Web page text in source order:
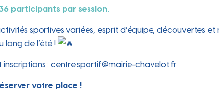
participants par session.
sportives variées, esprit d’équipe, découvertes et
de l’été !
inscriptions : centre.sportif@mairie-chavelot.fr
votre place !